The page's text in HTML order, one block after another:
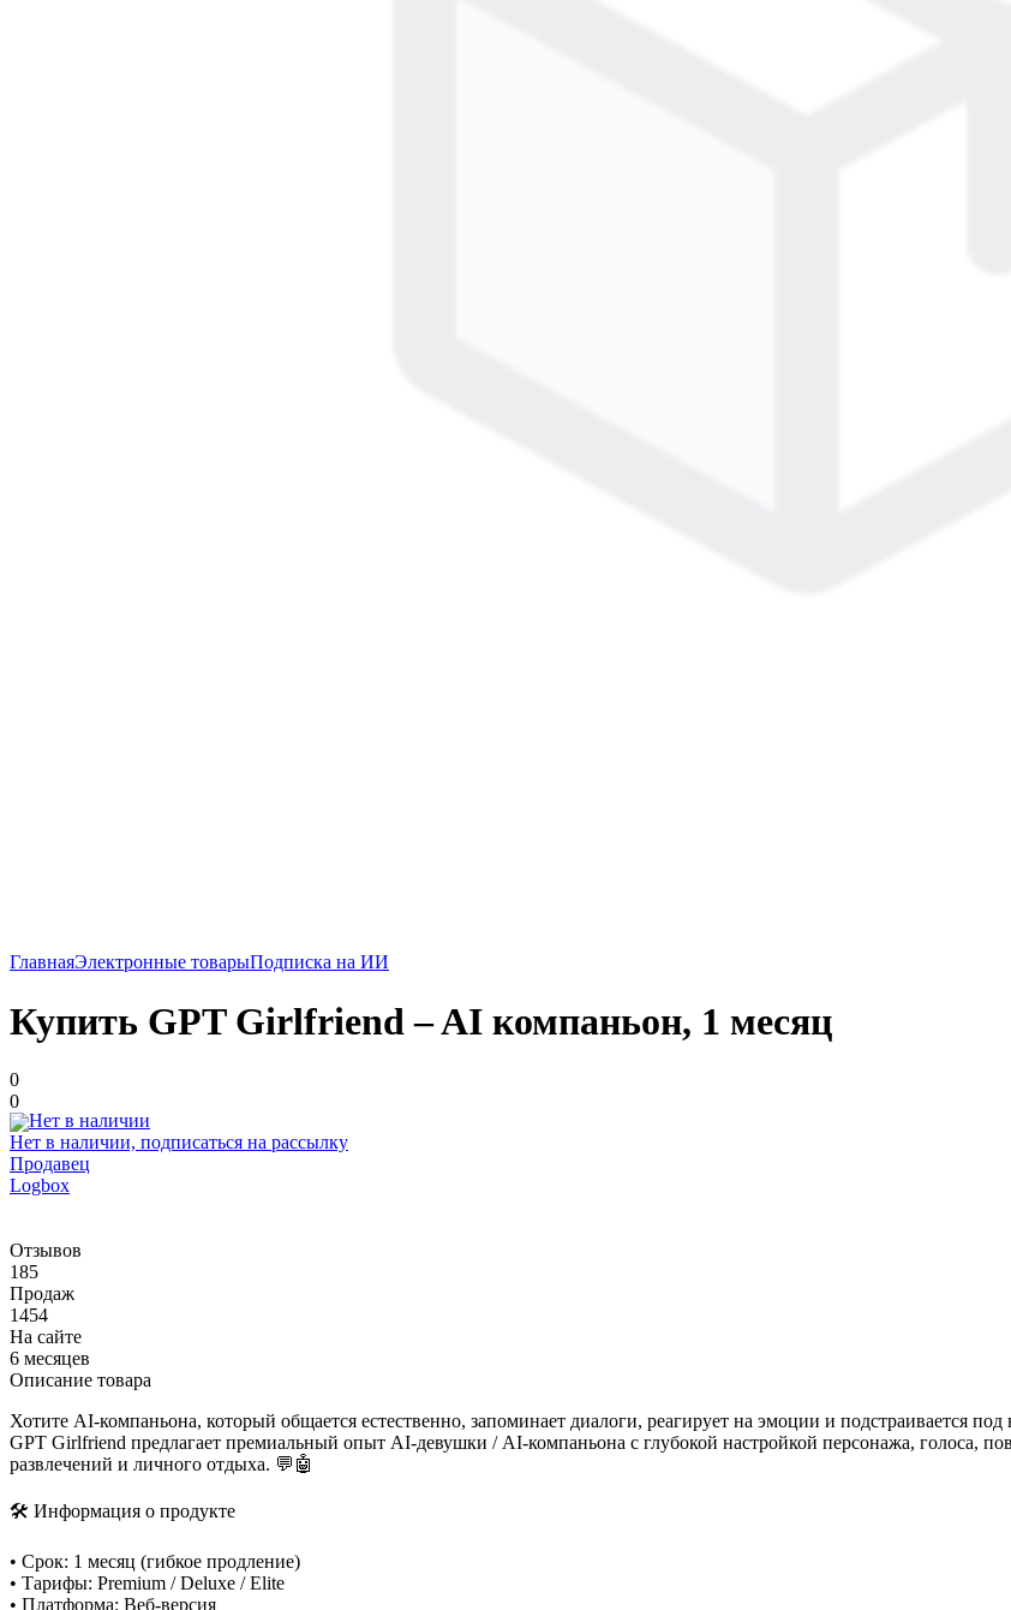
ГлавнаяЭлектронные товарыПодписка на ИИ
Купить GPT Girlfriend – AI компаньон, 1 месяц
0
0
Нет в наличии, подписаться на рассылку
Продавец
Logbox
Отзывов
185
Продаж
1454
На сайте
6 месяцев
Описание товара
Хотите AI-компаньона, который общается естественно, запоминает диалоги, реагирует на эмоции и подстраивается под
GPT Girlfriend предлагает премиальный опыт AI-девушки / AI-компаньона с глубокой настройкой персонажа, голоса,
развлечений и личного отдыха. 💬🤖
🛠 Информация о продукте
• Срок: 1 месяц (гибкое продление)
• Тарифы: Premium / Deluxe / Elite
• Платформа: Веб-версия